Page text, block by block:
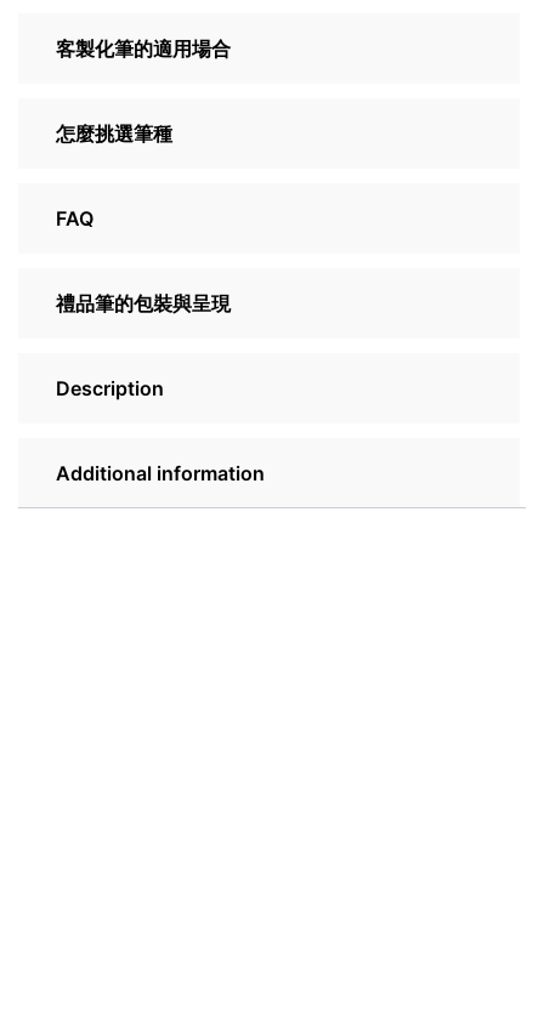
客製化筆的適用場合
怎麼挑選筆種
FAQ
禮品筆的包裝與呈現
Description
Additional information